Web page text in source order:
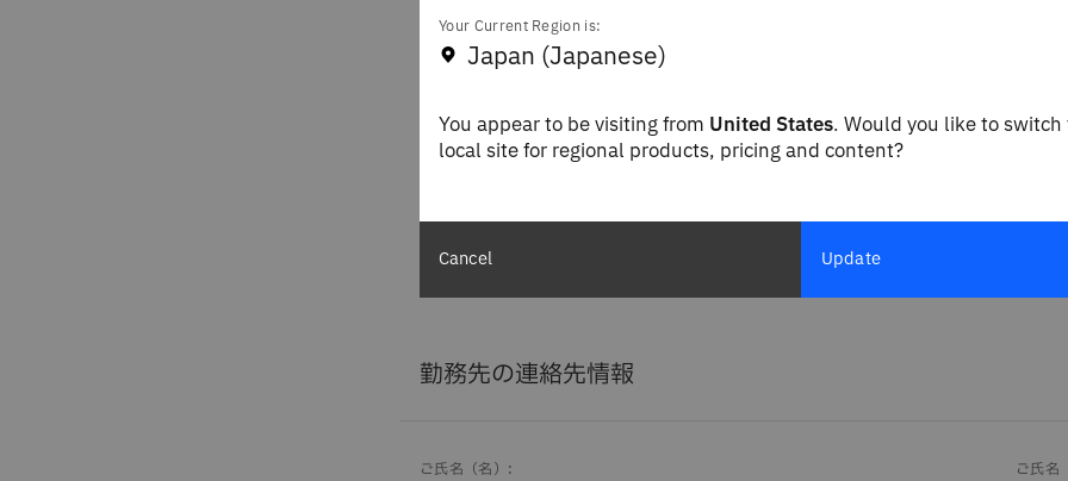
レポートにアクセスするには、以下のフォームにご記入を
いします。
勤務先の連絡先情報
ご氏名（名）: ご氏名
Your Current Region is:
Japan (Japanese)
You appear to be visiting from United States. Would you like to switch
local site for regional products, pricing and content?
Cancel Update